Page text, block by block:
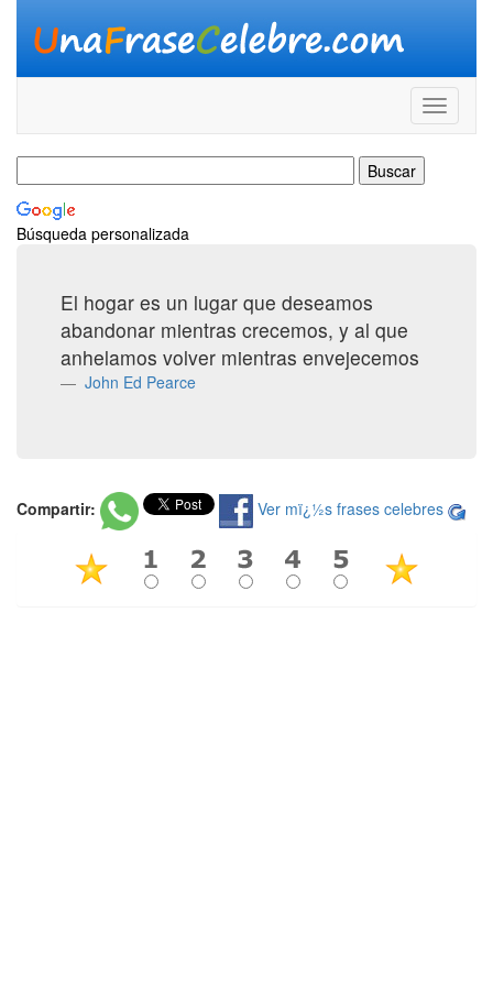
Búsqueda personalizada
El hogar es un lugar que deseamos
abandonar mientras crecemos, y al que
anhelamos volver mientras envejecemos
John Ed Pearce
Compartir: Ver mï¿½s frases celebres